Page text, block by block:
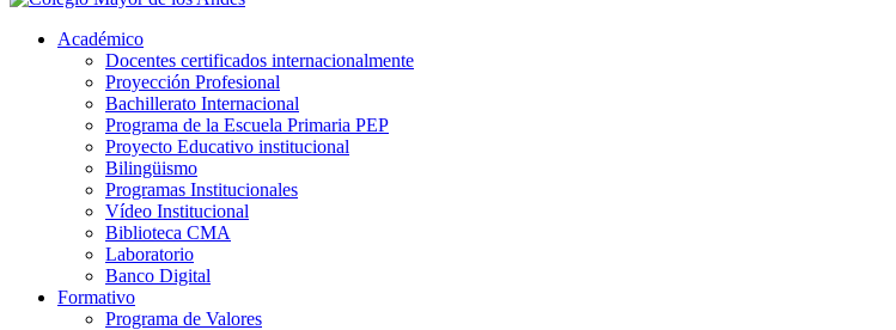
Académico
Docentes certificados internacionalmente
Proyección Profesional
Bachillerato Internacional
Programa de la Escuela Primaria PEP
Proyecto Educativo institucional
Bilingüismo
Programas Institucionales
Vídeo Institucional
Biblioteca CMA
Laboratorio
Banco Digital
Formativo
Programa de Valores